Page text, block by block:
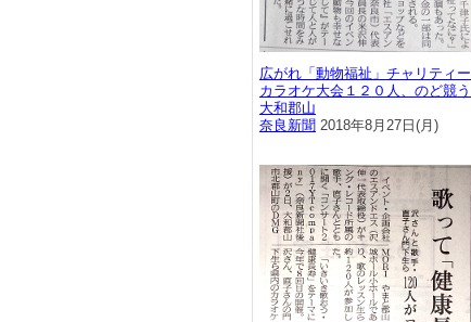
広がれ「動物福祉」チャリティー
カラオケ大会１２０人、のど競う
大和郡山
奈良新聞 2018年8月27日(月)